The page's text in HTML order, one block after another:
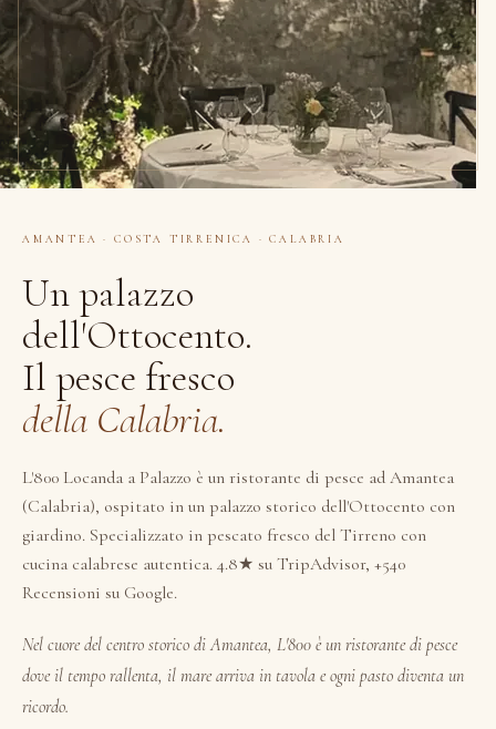
AMANTEA · COSTA TIRRENICA · CALABRIA
Un palazzo
dell'Ottocento.
Il pesce fresco
della Calabria.
L'800 Locanda a Palazzo è un ristorante di pesce ad Amantea
(Calabria), ospitato in un palazzo storico dell'Ottocento con
giardino. Specializzato in pescato fresco del Tirreno con
cucina calabrese autentica. 4.8★ su TripAdvisor, +540
Recensioni su Google.
Nel cuore del centro storico di Amantea, L'800 è un ristorante di pesce
dove il tempo rallenta, il mare arriva in tavola e ogni pasto diventa un
ricordo.